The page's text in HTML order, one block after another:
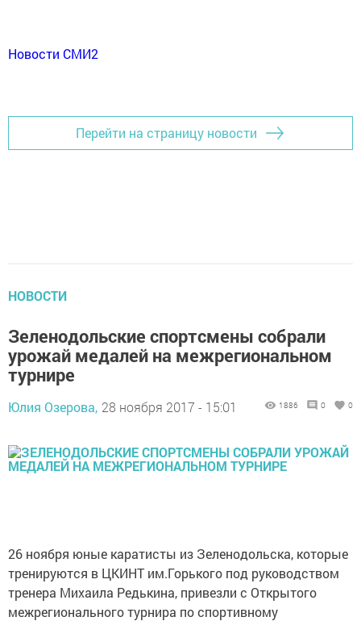
Новости СМИ2
Перейти на страницу новости
НОВОСТИ
Зеленодольские спортсмены собрали
урожай медалей на межрегиональном
турнире
Юлия Озерова, 28 ноября 2017 - 15:01 1886 0 0
26 ноября юные каратисты из Зеленодольска, которые
тренируются в ЦКИНТ им.Горького под руководством
тренера Михаила Редькина, привезли с Открытого
межрегионального турнира по спортивному